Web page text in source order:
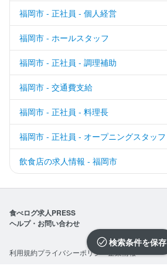
検索条件を保存
福岡市 - 正社員 - 個人経営
福岡市 - ホールスタッフ
福岡市 - 正社員 - 調理補助
福岡市 - 交通費支給
福岡市 - 正社員 - 料理長
福岡市 - 正社員 - オープニングスタッフ
飲食店の求人情報 - 福岡市
食べログ求人PRESS
ヘルプ・お問い合わせ
利用規約プライバシーポリシー